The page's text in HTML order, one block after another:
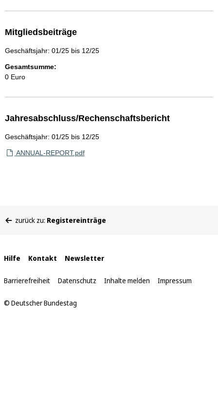
Mitgliedsbeiträge
Geschäftsjahr: 01/25 bis 12/25
Gesamtsumme:
0 Euro
Jahresabschluss/Rechenschaftsbericht
Geschäftsjahr: 01/25 bis 12/25
ANNUAL-REPORT.pdf
befinden
zurück zu: Registereinträge
Interne
Links
Hilfe Kontakt Newsletter
Barrierefreiheit Datenschutz Inhalte melden Impressum
© Deutscher Bundestag